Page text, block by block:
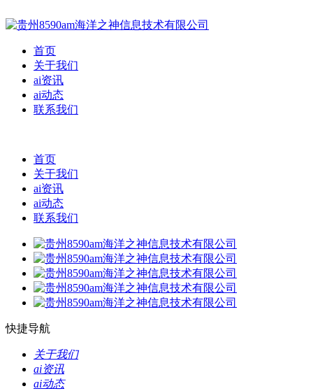
首页
关于我们
ai资讯
ai动态
联系我们
首页
关于我们
ai资讯
ai动态
联系我们
快捷导航
关于我们
ai资讯
ai动态